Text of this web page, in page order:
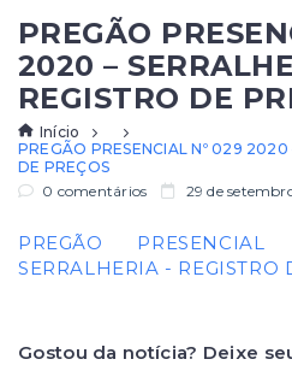
PREGÃO
2020 –
REGISTRO DE
Início
PREGÃO PRESENCIAL Nº 029 2020
DE PREÇOS
0 comentários
29 de
PREGÃO
SERRALHERIA - REGISTRO
Gostou da notícia? Deixe